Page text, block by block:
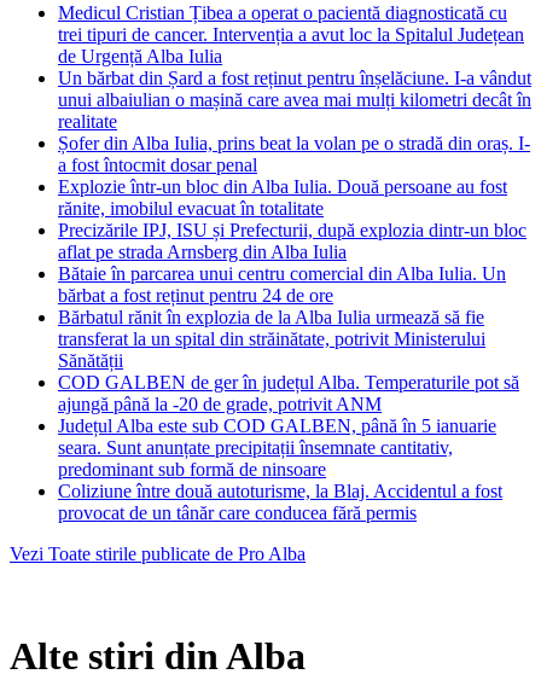
Medicul Cristian Țibea a operat o pacientă diagnosticată cu
trei tipuri de cancer. Intervenția a avut loc la Spitalul Județean
de Urgență Alba Iulia
Un bărbat din Șard a fost reținut pentru înșelăciune. I-a vândut
unui albaiulian o mașină care avea mai mulți kilometri decât în
realitate
Șofer din Alba Iulia, prins beat la volan pe o stradă din oraș. I-
a fost întocmit dosar penal
Explozie într-un bloc din Alba Iulia. Două persoane au fost
rănite, imobilul evacuat în totalitate
Precizările IPJ, ISU și Prefecturii, după explozia dintr-un bloc
aflat pe strada Arnsberg din Alba Iulia
Bătaie în parcarea unui centru comercial din Alba Iulia. Un
bărbat a fost reținut pentru 24 de ore
Bărbatul rănit în explozia de la Alba Iulia urmează să fie
transferat la un spital din străinătate, potrivit Ministerului
Sănătății
COD GALBEN de ger în județul Alba. Temperaturile pot să
ajungă până la -20 de grade, potrivit ANM
Județul Alba este sub COD GALBEN, până în 5 ianuarie
seara. Sunt anunțate precipitații însemnate cantitativ,
predominant sub formă de ninsoare
Coliziune între două autoturisme, la Blaj. Accidentul a fost
provocat de un tânăr care conducea fără permis
Vezi Toate stirile publicate de Pro Alba
Alte stiri din Alba